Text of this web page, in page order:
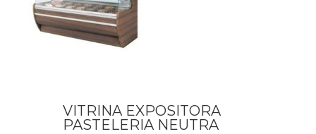
VITRINA EXPOSITORA
PASTELERIA NEUTRA